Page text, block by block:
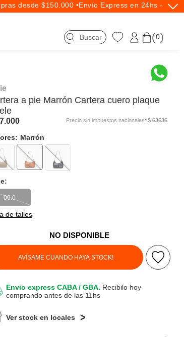
desde $150.000 •Envío Express en 24hs -
0
a pie Marrón Cartera cuero plaque
Precio sin impuestos nacionales: $ 63636
Marrón
de talles
00.0
NO DISPONIBLE
AVÍSAME CUANDO HAYA STOCK!
Envio express CABA / GBA. Recibilo hoy
comprando antes de las 11hs
Ver stock en locales